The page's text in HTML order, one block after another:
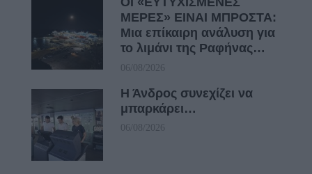
ΜΕΡΕΣ» ΕΙΝΑΙ ΜΠΡΟΣΤΑ:
Μια επίκαιρη ανάλυση για
το λιμάνι της Ραφήνας…
06/08/2026
Η Άνδρος συνεχίζει να
μπαρκάρει…
06/08/2026